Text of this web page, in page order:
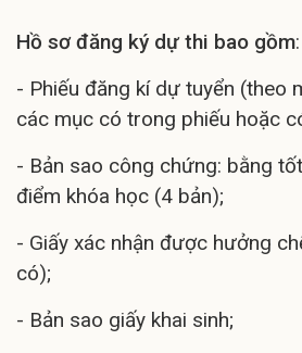
Hồ sơ đăng ký dự thi bao gồm
- Phiếu đăng kí dự tuyển (theo
các mục có trong phiếu hoặc
- Bản sao công chứng: bằng
điểm khóa học (4 bản);
- Giấy xác nhận được hưởng
có);
- Bản sao giấy khai sinh;